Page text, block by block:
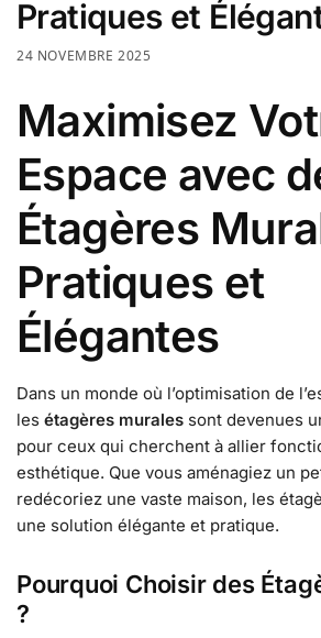
Pratiques et
24 NOVEMBRE 2025
Maximisez
Espace avec
Étagères
Pratiques et
Élégantes
Dans un monde où l’optimisation de
les étagères murales sont devenues
pour ceux qui cherchent à allier
esthétique. Que vous aménagiez un
redécoriez une vaste maison, les
une solution élégante et pratique.
Pourquoi Choisir des
?